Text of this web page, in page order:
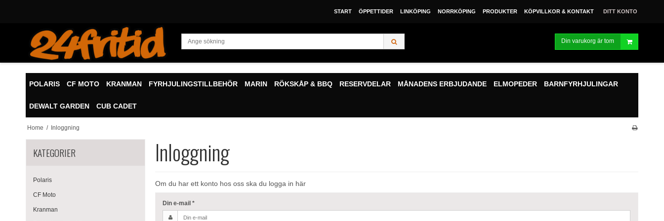
START ÖPPETTIDER LINKÖPING NORRKÖPING PRODUKTER KÖPVILLKOR & KONTAKT DITT KONTO
Din varukorg är tom
POLARIS CF MOTO KRANMAN FYRHJULINGSTILLBEHÖR MARIN RÖKSKÅP & BBQ RESERVDELAR MÅNADENS ERBJUDANDE ELMOPEDER BARNFYRHJULINGAR
DEWALT GARDEN CUB CADET
Home / Inloggning
KATEGORIER
Polaris
CF Moto
Kranman
Inloggning
Om du har ett konto hos oss ska du logga in här
Din e-mail*